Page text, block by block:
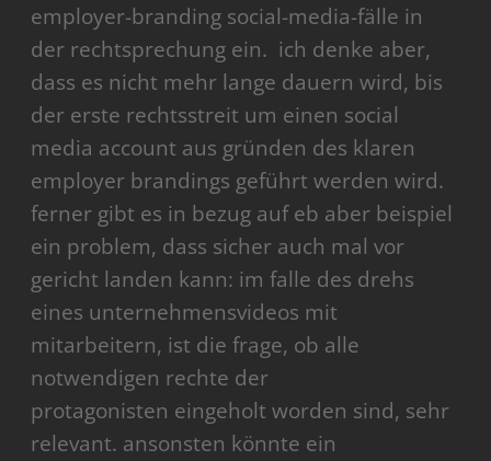
employer-branding social-media-fälle in
der rechtsprechung ein. ich denke aber,
dass es nicht mehr lange dauern wird, bis
der erste rechtsstreit um einen social
media account aus gründen des klaren
employer brandings geführt werden wird.
ferner gibt es in bezug auf eb aber beispiel
ein problem, dass sicher auch mal vor
gericht landen kann: im falle des drehs
eines unternehmensvideos mit
mitarbeitern, ist die frage, ob alle
notwendigen rechte der
protagonisten eingeholt worden sind, sehr
relevant. ansonsten könnte ein